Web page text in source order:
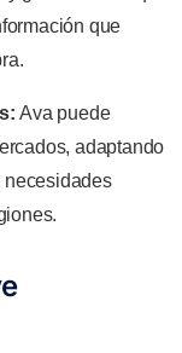
que
Ava puede
adaptando
necesidades